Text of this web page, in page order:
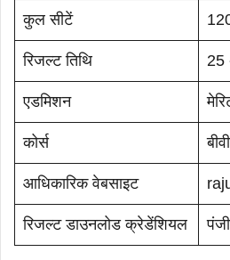
कुल सीटें
रिजल्ट तिथि 25
एडमिशन
कोर्स
आधिकारिक वेबसाइट
रिजल्ट डाउनलोड क्रेडेंशियल